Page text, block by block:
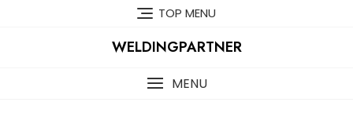
TOP MENU
WELDINGPARTNER
MENU